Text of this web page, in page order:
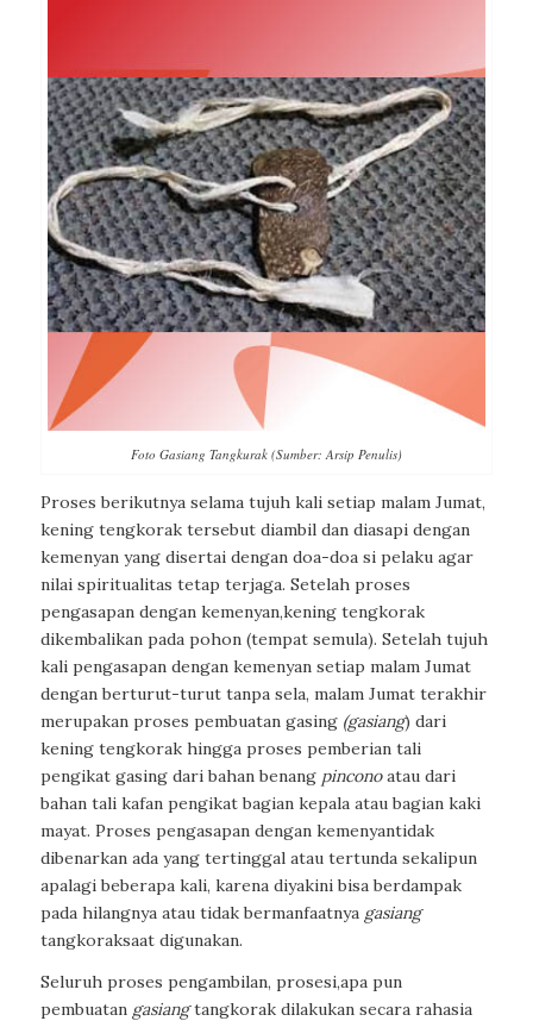
Foto Gasiang Tangkurak (Sumber: Arsip Penulis)
Proses berikutnya selama tujuh kali setiap malam Jumat,
kening tengkorak tersebut diambil dan diasapi dengan
kemenyan yang disertai dengan doa-doa si pelaku agar
nilai spiritualitas tetap terjaga. Setelah proses
pengasapan dengan kemenyan,kening tengkorak
dikembalikan pada pohon (tempat semula). Setelah tujuh
kali pengasapan dengan kemenyan setiap malam Jumat
dengan berturut-turut tanpa sela, malam Jumat terakhir
merupakan proses pembuatan gasing (gasiang) dari
kening tengkorak hingga proses pemberian tali
pengikat gasing dari bahan benang pinconoatau dari
bahan tali kafan pengikat bagian kepala atau bagian kaki
mayat. Proses pengasapan dengan kemenyantidak
dibenarkan ada yang tertinggal atau tertunda sekalipun
apalagi beberapa kali, karena diyakini bisa berdampak
pada hilangnya atau tidak bermanfaatnya gasiang
tangkoraksaat digunakan.
Seluruh proses pengambilan, prosesi,apa pun
pembuatan gasiangtangkorak dilakukan secara rahasia